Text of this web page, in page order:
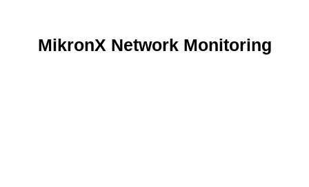
MikronX Network Monitoring